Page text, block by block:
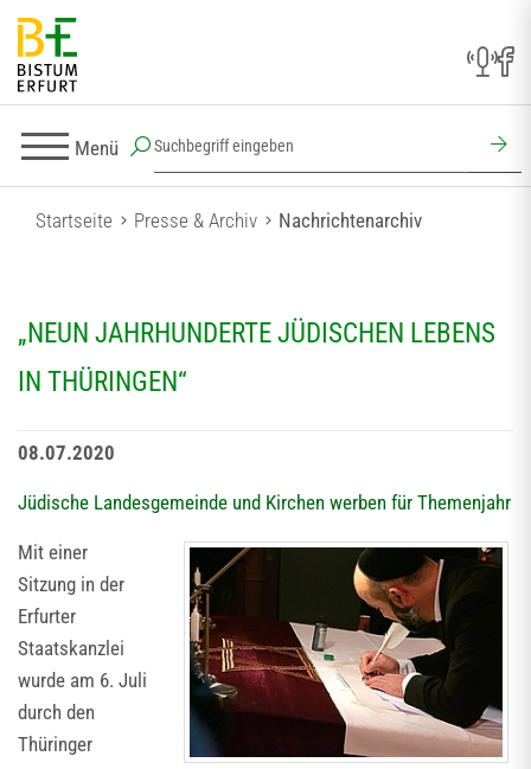
Menü
Startseite Presse & Archiv Nachrichtenarchiv
„NEUN JAHRHUNDERTE JÜDISCHEN LEBENS
IN THÜRINGEN“
08.07.2020
Jüdische Landesgemeinde und Kirchen werben für Themenjahr
Mit einer
Sitzung in der
Erfurter
Staatskanzlei
wurde am 6. Juli
durch den
Thüringer